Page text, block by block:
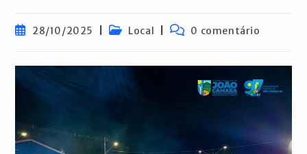
Post28/10/2025
Categoria
Local
Comentários
0 comentário